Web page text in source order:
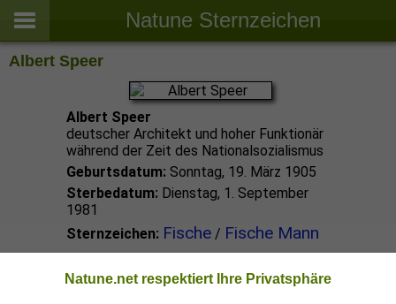
Natune Sternzeichen
Albert Speer
Albert Speer
deutscher Architekt und hoher Funktionär
während der Zeit des Nationalsozialismus
Geburtsdatum: Sonntag, 19. März 1905
Sterbedatum: Dienstag, 1. September
1981
Sternzeichen: Fische/ Fische Mann
Fische Promis
Natune.net respektiert Ihre Privatsphäre